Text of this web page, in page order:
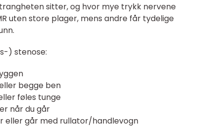
sitter, og hvor mye trykk nervene
uten store plager, mens andre får tydelige
) stenose:
begge ben
føles tunge
når du går
eller går med rullator/handlevogn